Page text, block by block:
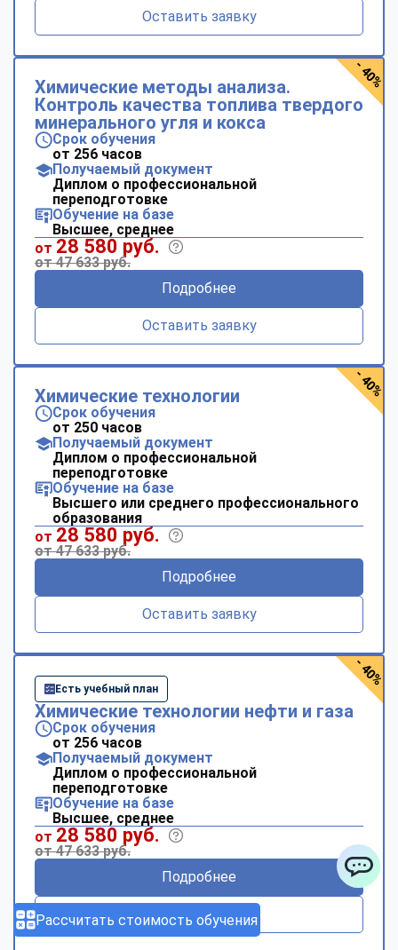
Рассчитать стоимость обучения
Оставить заявку
Химические методы анализа.
Контроль качества топлива твердого
минерального угля и кокса
Срок обучения
от 256 часов
Получаемый документ
Диплом о профессиональной
переподготовке
Обучение на базе
Высшее, среднее
от 28 580 руб.
от 47 633 руб.
Подробнее
Оставить заявку
- 40%
Химические технологии
Срок обучения
от 250 часов
Получаемый документ
Диплом о профессиональной
переподготовке
Обучение на базе
Высшего или среднего профессионального
образования
от 28 580 руб.
от 47 633 руб.
Подробнее
Оставить заявку
- 40%
Есть учебный план
Химические технологии нефти и газа
Срок обучения
от 256 часов
Получаемый документ
Диплом о профессиональной
переподготовке
Обучение на базе
Высшее, среднее
от 28 580 руб.
от 47 633 руб.
Подробнее
Оставить заявку
- 40%
ChatApp
online
Мессенджеры
Свяжитесь с нами через любой удобный мессенджер!
Vkontakte EMail